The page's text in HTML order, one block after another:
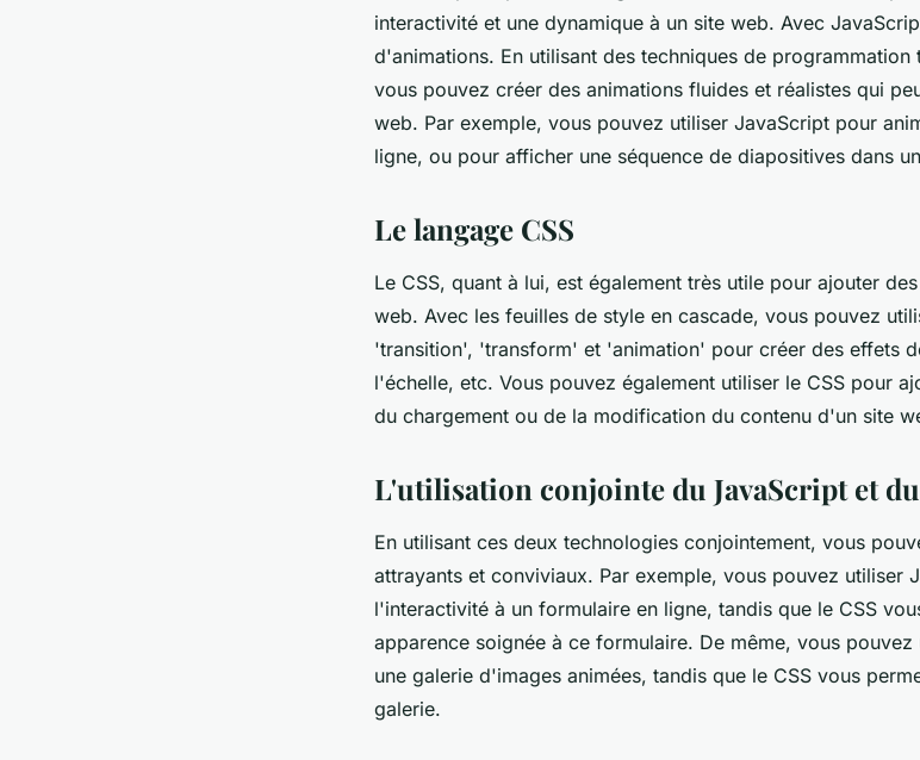
interactivité et une dynamique à un site web. Avec
d'animations. En utilisant des techniques de
vous pouvez créer des animations fluides et réalistes qui
web. Par exemple, vous pouvez utiliser JavaScript pour
ligne, ou pour afficher une séquence de diapositives dans
Le langage CSS
Le CSS, quant à lui, est également très utile pour ajouter
web. Avec les feuilles de style en cascade, vous pouvez
'transition', 'transform' et 'animation' pour créer des effets
l'échelle, etc. Vous pouvez également utiliser le CSS pour
du chargement ou de la modification du contenu d'un site
L'utilisation conjointe du JavaScript et du
En utilisant ces deux technologies conjointement, vous
attrayants et conviviaux. Par exemple, vous pouvez utiliser
l'interactivité à un formulaire en ligne, tandis que le CSS
apparence soignée à ce formulaire. De même, vous
une galerie d'images animées, tandis que le CSS vous
galerie.